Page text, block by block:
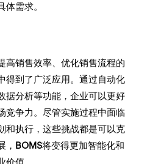
体需求。
高销售效率、优化销售流程的
得到了广泛应用。通过自动化
据分析等功能，企业可以更好
竞争力。尽管实施过程中面临
和执行，这些挑战都是可以克
， BOMS将变得更加智能化和
价值。